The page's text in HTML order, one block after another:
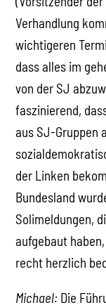
Verhandlung
wichtigeren
dass alles im
von der SJ
faszinierend,
aus SJ-Gruppen
der Linken
Bundesland
Solimeldungen,
aufgebaut
recht herzlich
Michael: Die